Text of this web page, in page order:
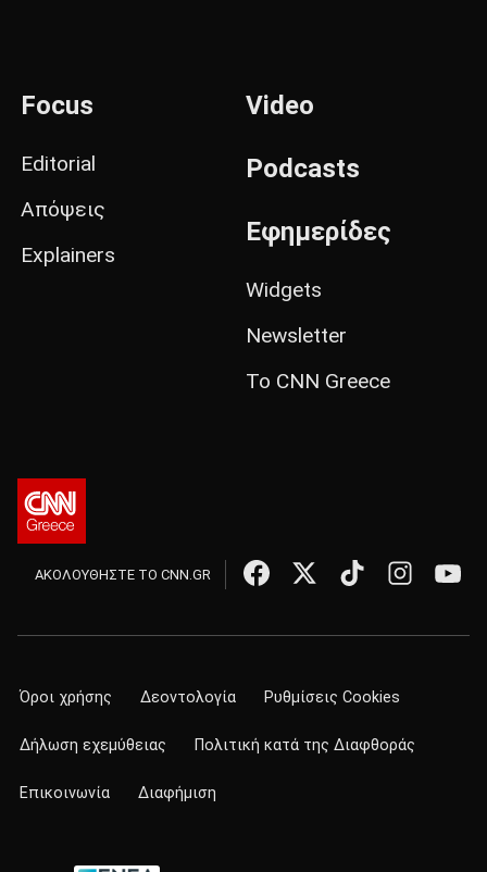
Focus
Editorial
Απόψεις
Explainers
Video
Podcasts
Εφημερίδες
Widgets
Newsletter
Το CNN Greece
ΑΚΟΛΟΥΘΗΣΤΕ ΤΟ CNN.GR
Όροι χρήσης Δεοντολογία Ρυθμίσεις Cookies
Δήλωση εχεμύθειας Πολιτική κατά της Διαφθοράς
Επικοινωνία Διαφήμιση